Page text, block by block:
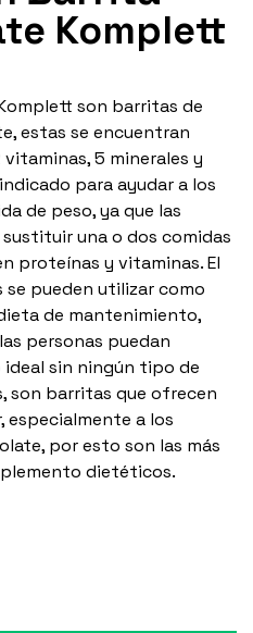
Komplett
son barritas de
estas se encuentran
5 minerales y
para ayudar a los
de peso, ya que las
una o dos comidas
proteínas y vitaminas. El
se pueden utilizar como
de mantenimiento,
personas puedan
sin ningún tipo de
son barritas que ofrecen
especialmente a los
por esto son las más
dietéticos.